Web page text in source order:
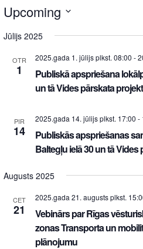
Upcoming
date.
Jūlijs 2025
OTR
1
2025.gada 1. jūlijs plkst. 08:00 -
Publiskā apspriešana
un tā Vides pārskata
PIR
14
2025.gada 14. jūlijs plkst. 17:00 -
Publiskās apspriešanas
Baltegļu ielā 30 un tā
Augusts 2025
CET
21
2025.gada 21. augusts plkst.
Vebinārs par Rīgas
zonas Transporta un
plānojumu